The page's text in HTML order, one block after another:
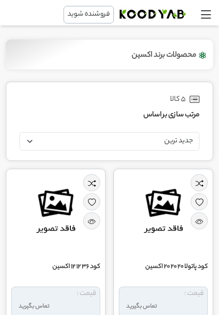
فروشنده شوید
محصولات برند اکسین
5 کالا
مرتب سازی بر اساس
کود پاتولا 20 20 20 اکسین
تماس بگیرید
قیمت :
کود 36 12 12 اکسین
تماس بگیرید
قیمت :